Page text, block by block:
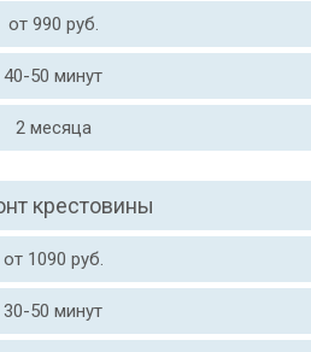
от 990 руб.
40-50 минут
2 месяца
крестовины
от 1090 руб.
30-50 минут